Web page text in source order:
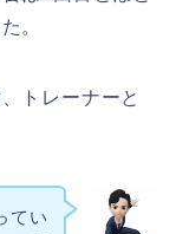
。
トレーナーと
てい